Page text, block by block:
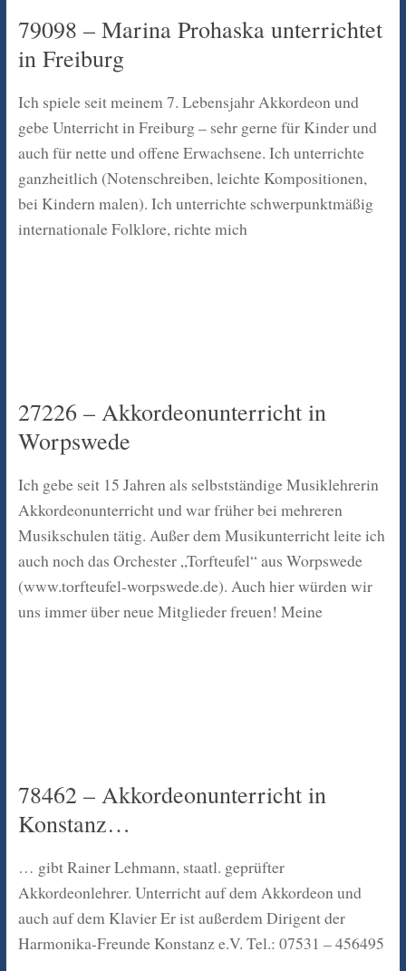
79098 – Marina Prohaska unterrichtet
in Freiburg
Ich spiele seit meinem 7. Lebensjahr Akkordeon und
gebe Unterricht in Freiburg – sehr gerne für Kinder und
auch für nette und offene Erwachsene. Ich unterrichte
ganzheitlich (Notenschreiben, leichte Kompositionen,
bei Kindern malen). Ich unterrichte schwerpunktmäßig
internationale Folklore, richte mich
27226 – Akkordeonunterricht in
Worpswede
Ich gebe seit 15 Jahren als selbstständige Musiklehrerin
Akkordeonunterricht und war früher bei mehreren
Musikschulen tätig. Außer dem Musikunterricht leite ich
auch noch das Orchester „Torfteufel“ aus Worpswede
(www.torfteufel-worpswede.de). Auch hier würden wir
uns immer über neue Mitglieder freuen! Meine
78462 – Akkordeonunterricht in
Konstanz…
… gibt Rainer Lehmann, staatl. geprüfter
Akkordeonlehrer. Unterricht auf dem Akkordeon und
auch auf dem Klavier Er ist außerdem Dirigent der
Harmonika-Freunde Konstanz e.V. Tel.: 07531 – 456495